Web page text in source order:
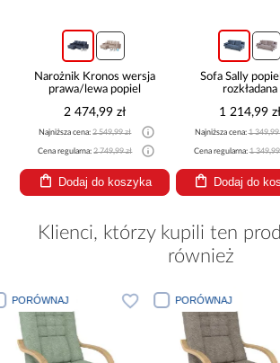
Narożnik Kronos wersja
prawa/lewa popiel
2 474,99 zł
Najniższa cena:2 549,99 zł
Cena regularna:2 749,99 zł
Dodaj do koszyka
Sofa Sally
rozkładana
1 214,99
Najniższa cena:1 349,99
Cena regularna:1 349,99
Dodaj do
Klienci, którzy kupili ten
również
PORÓWNAJ